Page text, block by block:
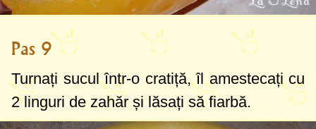
Pas 9
Turnați sucul într-o cratiță, îl amestecați cu
2 linguri de zahăr și lăsați să fiarbă.